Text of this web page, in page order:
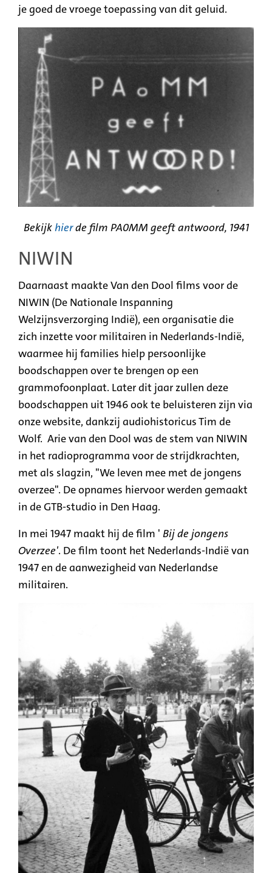
je goed de vroege toepassing van dit geluid.
Bekijkhierde film PA0MM geeft antwoord, 1941
NIWIN
Daarnaast maakte Van den Dool films voor de
NIWIN (De Nationale Inspanning
Welzijnsverzorging Indië), een organisatie die
zich inzette voor militairen in Nederlands-Indië,
waarmee hij families hielp persoonlijke
boodschappen over te brengen op een
grammofoonplaat. Later dit jaar zullen deze
boodschappen uit 1946 ook te beluisteren zijn via
onze website, dankzij audiohistoricus Tim de
Wolf. Arie van den Dool was de stem van NIWIN
in het radioprogramma voor de strijdkrachten,
met als slagzin, "We leven mee met de jongens
overzee". De opnames hiervoor werden gemaakt
in de GTB-studio in Den Haag.
In mei 1947 maakt hij de film ' Bij de jongens
Overzee'. De film toont het Nederlands-Indië van
1947 en de aanwezigheid van Nederlandse
militairen.